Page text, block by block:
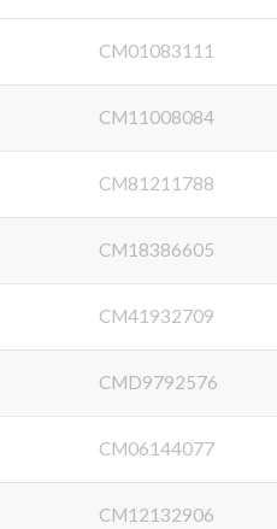
CM01083111
CM11008084
CM81211788
CM18386605
CM41932709
CMD9792576
CM06144077
CM12132906